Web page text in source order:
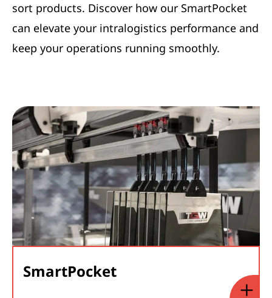
sort products. Discover how our SmartPocket
can elevate your intralogistics performance and
keep your operations running smoothly.
SmartPocket